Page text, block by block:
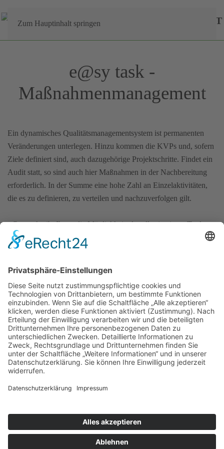
Zum Hauptinhalt springen
MENÜ
e@sy task -
Maßnahmenmanagement
Ein dynamisches Qualitätsmanagementsystem ist permanenten
Veränderungen unterlegen. Hinzu kommen die KVPs und, sofern
Ziele definiert sind, auch dazugehörige Projektschritte. Findet ein
Audit statt, so sind auch hier Maßnahmen in der Nachbereitung
erforderlich. In der Summe eine hohe Zahl an Einzelaktivitäten,
die es zu definieren, zu verteilen und nachzuverfolgen gilt.
e@sy task gibt Ihnen die Möglichkeit, das alles in einem Tool
umzusetzen. Die Maßnahmen werden mit den wichtigsten
Inhalten beschrieben und einem verantwortlichen Mitarbeiter
Mitarbeiter, der die Maßnahmen dem Kollegen zugewiesen hat,
kann jederzeit den aktuellen Bearbeitungsstatus einsehen.
Über eine Gesamtübersicht kann so, z.B. im Meeting genau
eingesehen werden, was als Nächstes zu tun ist oder aber auch, im
hoffentlich seltenen Fall, welche Maßnahmen schon erledigt sein
sollten.
Anwendung und ersetzt die individuellen, oft händisch erstellten